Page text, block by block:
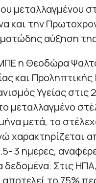
μεταλλαγμένου
και την
αύξηση
η Θεοδώρα
και Προληπτικής
Υγείας στις
μεταλλαγμένο
μετά, το
χαρακτηρίζεται
3 ημέρες,
δεδομένα. Στις
το 75%